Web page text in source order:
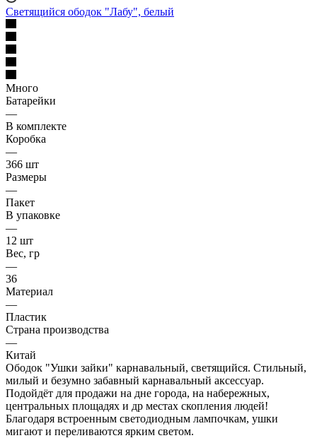
Светящийся ободок "Лабу", белый
Много
Батарейки
—
В комплекте
Коробка
—
366 шт
Размеры
—
Пакет
В упаковке
—
12 шт
Вес, гр
—
36
Материал
—
Пластик
Страна производства
—
Китай
Ободок "Ушки зайки" карнавальный, светящийся. Стильный,
милый и безумно забавный карнавальный аксессуар.
Подойдёт для продажи на дне города, на набережных,
центральных площадях и др местах скопления людей!
Благодаря встроенным светодиодным лампочкам, ушки
мигают и переливаются ярким светом.